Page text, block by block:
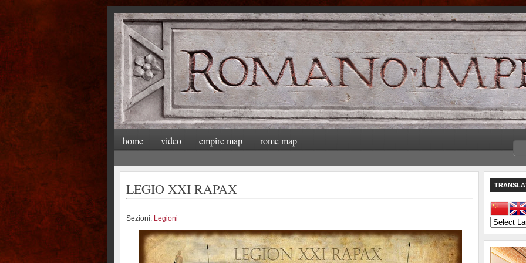
home video empire map rome map
LEGIO XXI RAPAX
Sezioni: Legioni